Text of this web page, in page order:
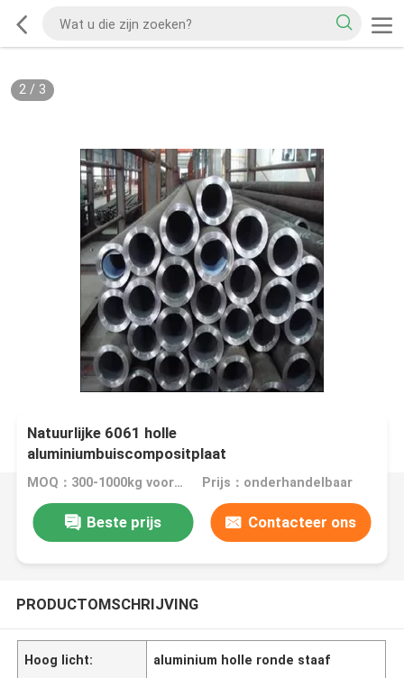
2/ 3
Natuurlijke 6061 holle
aluminiumbuiscompositplaat
MOQ：300-1000kg voor ander product Prijs：onderhandelbaar
Beste prijs Contacteer ons
PRODUCTOMSCHRIJVING
Hoog licht: aluminium holle ronde staaf